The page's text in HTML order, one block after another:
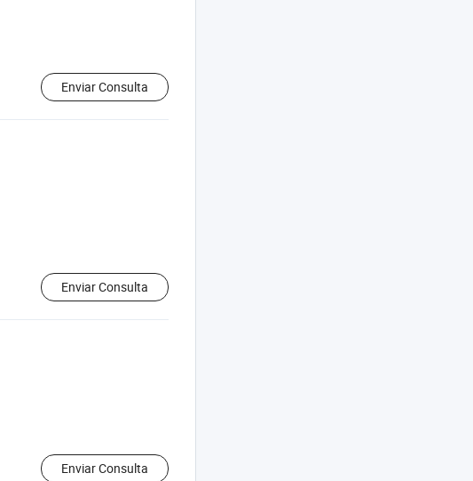
Enviar Consulta
Enviar Consulta
Enviar Consulta